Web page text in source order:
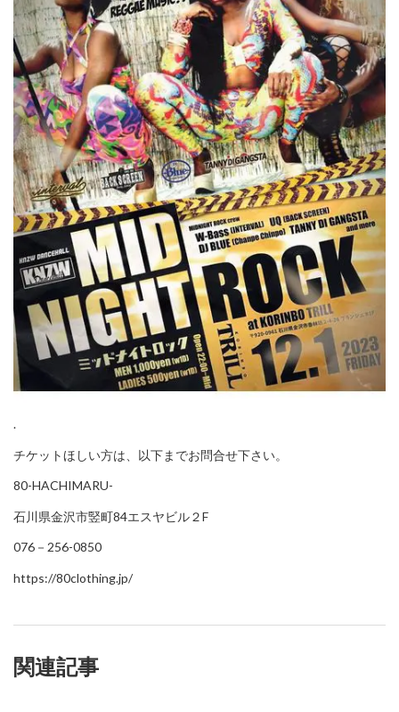
.
チケットほしい方は、以下までお問合せ下さい。
80-HACHIMARU-
石川県金沢市竪町84エスヤビル２F
076－256-0850
https://80clothing.jp/
関連記事